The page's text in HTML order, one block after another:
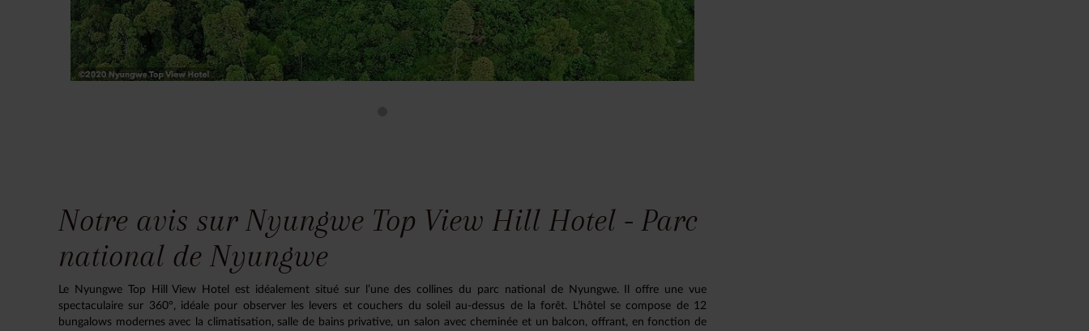
Notre avis sur Nyungwe Top View Hill Hotel - Parc
national de Nyungwe
Le Nyungwe Top Hill View Hotel est idéalement situé sur l’une des collines du parc national de Nyungwe. Il offre une vue
spectaculaire sur 360°, idéale pour observer les levers et couchers du soleil au-dessus de la forêt. L’hôtel se compose de 12
bungalows modernes avec la climatisation, salle de bains privative, un salon avec cheminée et un balcon, offrant, en fonction de